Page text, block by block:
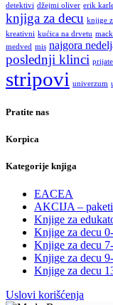
detektivi džejmi oliver erik
knjiga za decu knjige
kreativni kućica na drvetu
medved mis najgora
poslednji klinci
stripovi univerzum
Pratite nas
Korpica
Kategorije knjiga
EACEA
AKCIJA –
Knjige za
Knjige za decu
Knjige za decu
Knjige za decu
Knjige za decu
Uslovi korišćenja